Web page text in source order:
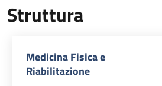
Struttura
Medicina Fisica e
Riabilitazione